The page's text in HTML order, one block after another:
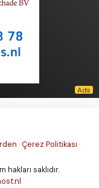
·Çerez Politikası ·
saklıdır.